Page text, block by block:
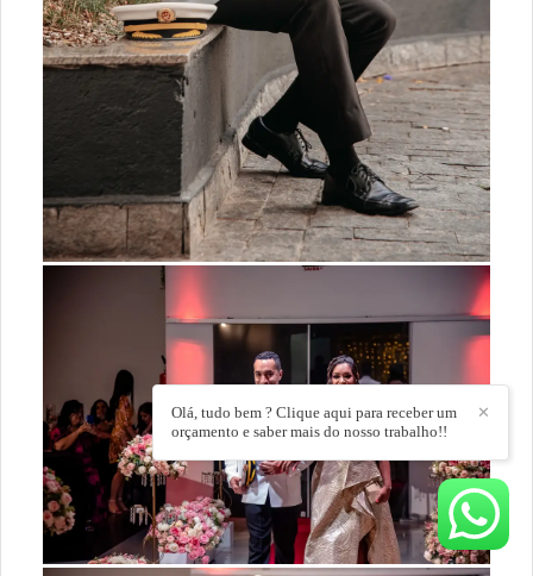
✕
Olá, tudo bem ? Clique aqui para receber um
orçamento e saber mais do nosso trabalho!!